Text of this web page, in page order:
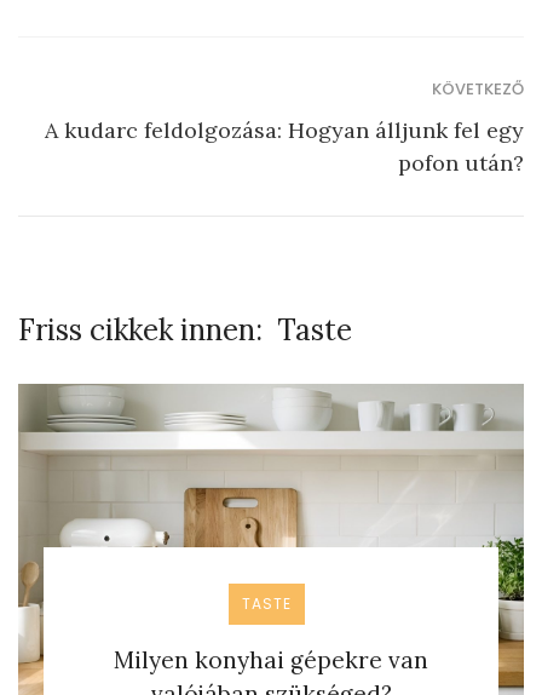
KÖVETKEZŐ
A kudarc feldolgozása: Hogyan álljunk fel egy
pofon után?
Friss cikkek innen: Taste
TASTE
Milyen konyhai gépekre van